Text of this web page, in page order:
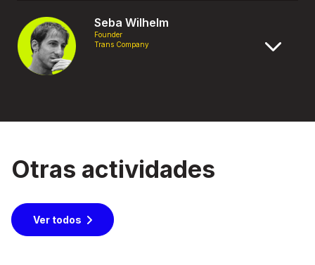
Seba Wilhelm
Founder
Trans Company
Otras actividades
Ver todos